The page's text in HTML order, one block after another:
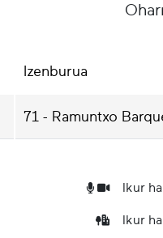
Izenburua
71 - Ramuntxo
Ikur
Ikur